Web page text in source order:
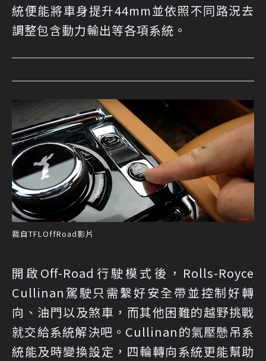
統便能將車身提升44mm並依照不同路況去
調整包含動力輸出等各項系統。
裁自TFLOffRoad影片
開啟Off-Road行駛模式後，Rolls-Royce
Cullinan駕駛只需繫好安全帶並控制好轉
向、油門以及煞車，而其他困難的越野挑戰
就交給系統解決吧。Cullinan的氣壓懸吊系
統能及時變換設定，四輪轉向系統更能幫助